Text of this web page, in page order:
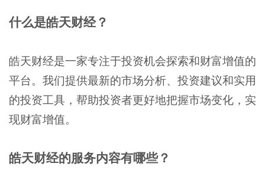
什么是皓天财经？
皓天财经是一家专注于投资机会探索和财富增值的
平台。我们提供最新的市场分析、投资建议和实用
的投资工具，帮助投资者更好地把握市场变化，实
现财富增值。
皓天财经的服务内容有哪些？